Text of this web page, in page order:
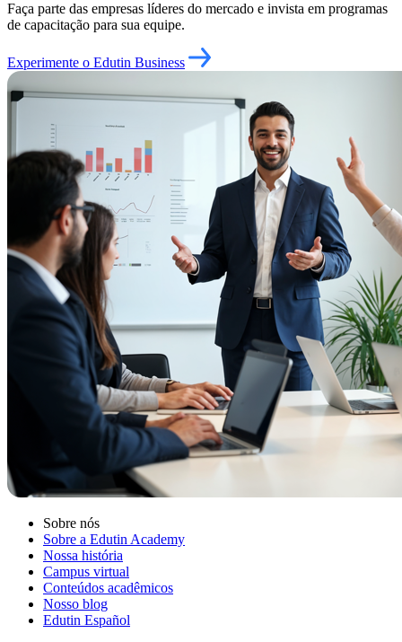
Faça parte das empresas líderes do mercado e invista em programas
de capacitação para sua equipe.
Experimente o Edutin Business
Sobre nós
Sobre a Edutin Academy
Nossa história
Campus virtual
Conteúdos acadêmicos
Nosso blog
Edutin Español